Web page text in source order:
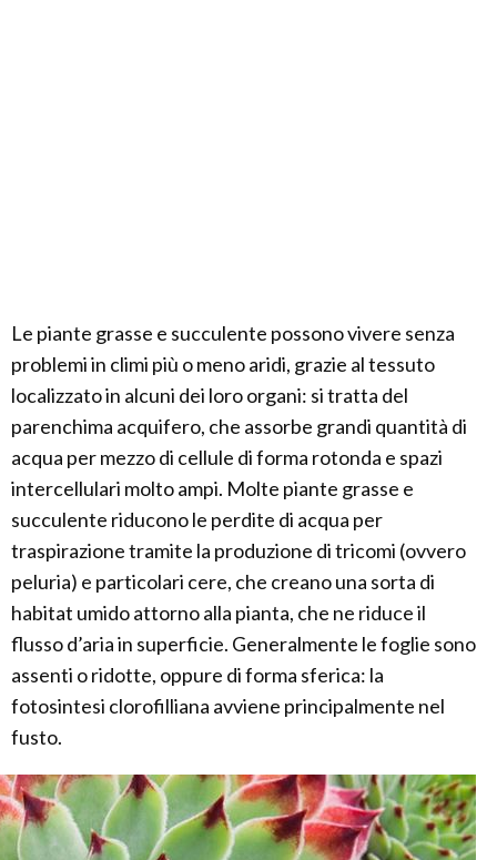
Le piante grasse e succulente possono vivere senza
problemi in climi più o meno aridi, grazie al tessuto
localizzato in alcuni dei loro organi: si tratta del
parenchima acquifero, che assorbe grandi quantità di
acqua per mezzo di cellule di forma rotonda e spazi
intercellulari molto ampi. Molte piante grasse e
succulente riducono le perdite di acqua per
traspirazione tramite la produzione di tricomi (ovvero
peluria) e particolari cere, che creano una sorta di
habitat umido attorno alla pianta, che ne riduce il
flusso d’aria in superficie. Generalmente le foglie sono
assenti o ridotte, oppure di forma sferica: la
fotosintesi clorofilliana avviene principalmente nel
fusto.